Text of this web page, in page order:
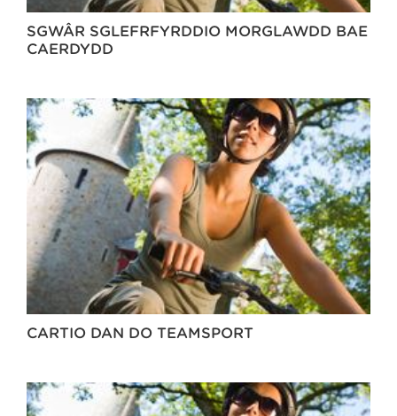
SGWÂR SGLEFRFYRDDIO MORGLAWDD BAE
CAERDYDD
CARTIO DAN DO TEAMSPORT